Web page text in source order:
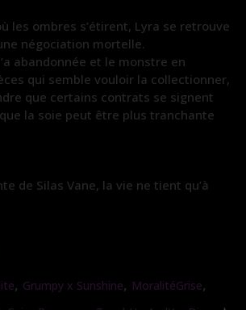
les ombres s’étirent, Lyra se retrouve
négociation mortelle.
abandonnée et le monstre en
qui semble vouloir la collectionner,
que certains contrats se signent
la soie peut être plus tranchante
de Silas Vane, la vie ne tient qu’à
, Grumpy x Sunshine, MoralitéGrise,